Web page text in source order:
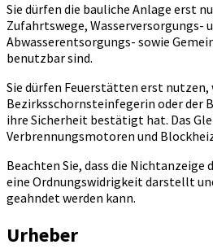
Sie dürfen die bauliche Anlage erst
Zufahrtswege, Wasserversorgungs-
Abwasserentsorgungs- sowie
benutzbar sind.
Sie dürfen Feuerstätten erst nutzen,
Bezirksschornsteinfegerin oder der
ihre Sicherheit bestätigt hat. Das
Verbrennungsmotoren und
Beachten Sie, dass die Nichtanzeige
eine Ordnungswidrigkeit darstellt
geahndet werden kann.
Urheber